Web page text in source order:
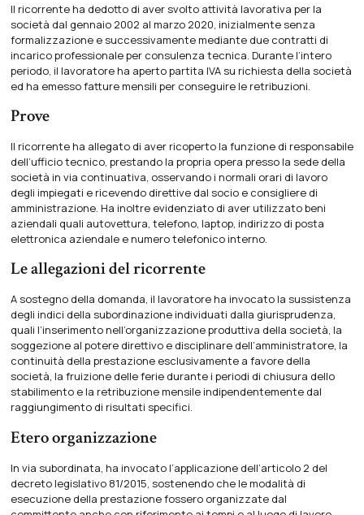
Il ricorrente ha dedotto di aver svolto attività lavorativa per la
società dal gennaio 2002 al marzo 2020, inizialmente senza
formalizzazione e successivamente mediante due contratti di
incarico professionale per consulenza tecnica. Durante l’intero
periodo, il lavoratore ha aperto partita IVA su richiesta della società
ed ha emesso fatture mensili per conseguire le retribuzioni.
Prove
Il ricorrente ha allegato di aver ricoperto la funzione di responsabile
dell’ufficio tecnico, prestando la propria opera presso la sede della
società in via continuativa, osservando i normali orari di lavoro
degli impiegati e ricevendo direttive dal socio e consigliere di
amministrazione. Ha inoltre evidenziato di aver utilizzato beni
aziendali quali autovettura, telefono, laptop, indirizzo di posta
elettronica aziendale e numero telefonico interno.
Le allegazioni del ricorrente
A sostegno della domanda, il lavoratore ha invocato la sussistenza
degli indici della subordinazione individuati dalla giurisprudenza,
quali l’inserimento nell’organizzazione produttiva della società, la
soggezione al potere direttivo e disciplinare dell’amministratore, la
continuità della prestazione esclusivamente a favore della
società, la fruizione delle ferie durante i periodi di chiusura dello
stabilimento e la retribuzione mensile indipendentemente dal
raggiungimento di risultati specifici.
Etero organizzazione
In via subordinata, ha invocato l’applicazione dell’articolo 2 del
decreto legislativo 81/2015, sostenendo che le modalità di
esecuzione della prestazione fossero organizzate dal